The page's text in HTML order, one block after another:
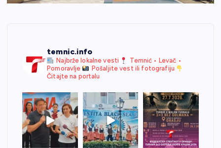
temnic.info
Najbrže lokalne vesti
Temnić • Levač •
Pomoravlje
Pošaljite vest ili fotografiju
Čitajte na portalu